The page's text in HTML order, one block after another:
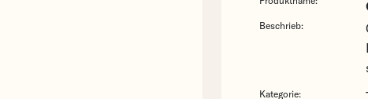
Beschrieb:
Kategorie: